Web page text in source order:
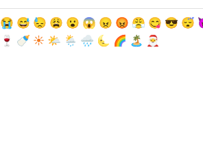
😭 😅 😓 😩 😮 😱 😠 😡 😤 😋 😎 😴
🍷 🍼 ☀️ 🌤 🌦 🌧 🌜 🌈 🏝 🎅